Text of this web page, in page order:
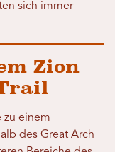
sich immer
Zion
zu einem
des Great Arch